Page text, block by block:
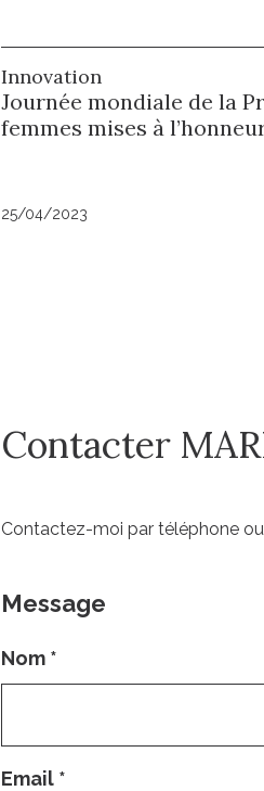
Innovation
Journée mondiale de la
femmes mises à
25/04/2023
Contacter
Contactez-moi par téléphone
Message
Nom *
Email *